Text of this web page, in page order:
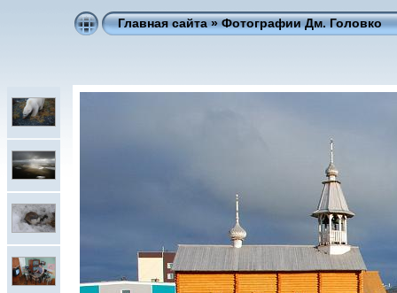
Главная сайта»Фотографии Дм. Головко